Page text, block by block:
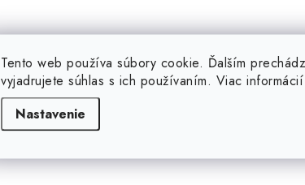
Tento web používa súbory cookie. Ďalším
vyjadrujete súhlas s ich používaním. Viac informácií
Nastavenie